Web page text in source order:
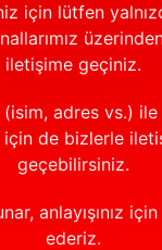
için lütfen
iletişime geçiniz.
(isim, adres vs.)
için de bizlerle
geçebilirsiniz.
anlayışınız
ederiz.